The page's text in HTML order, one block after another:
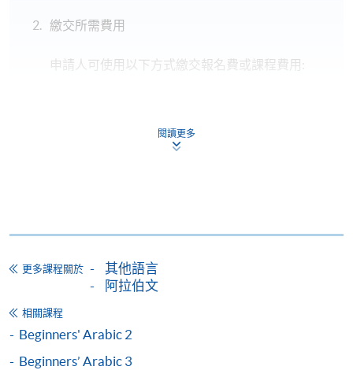
繳交所需費用
申請人可使用以下方式繳交報名費或課程費用:
碼，請瀏覽繳費靈網址http://www.ppshk.com
*香港大學專業進修學院Mastercard卡
月免息分期付款優惠，必須親臨本學院設有報名服務的教
如欲了解如何於網上報讀新課程及繳費，請瀏覽網上
申請/報讀指南 :
閱讀更多
更多課程關於
其他語言
阿拉伯文
相關課程
Beginners' Arabic 2
Beginners’ Arabic 3